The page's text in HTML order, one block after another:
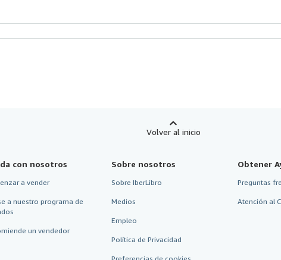
Volver al inicio
con nosotros
a vender
a nuestro programa de
un vendedor
Sobre nosotros
Sobre IberLibro
Medios
Empleo
Política de Privacidad
Obtener
Preguntas
Atención al